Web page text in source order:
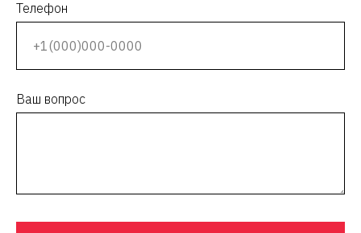
Телефон
Ваш вопрос